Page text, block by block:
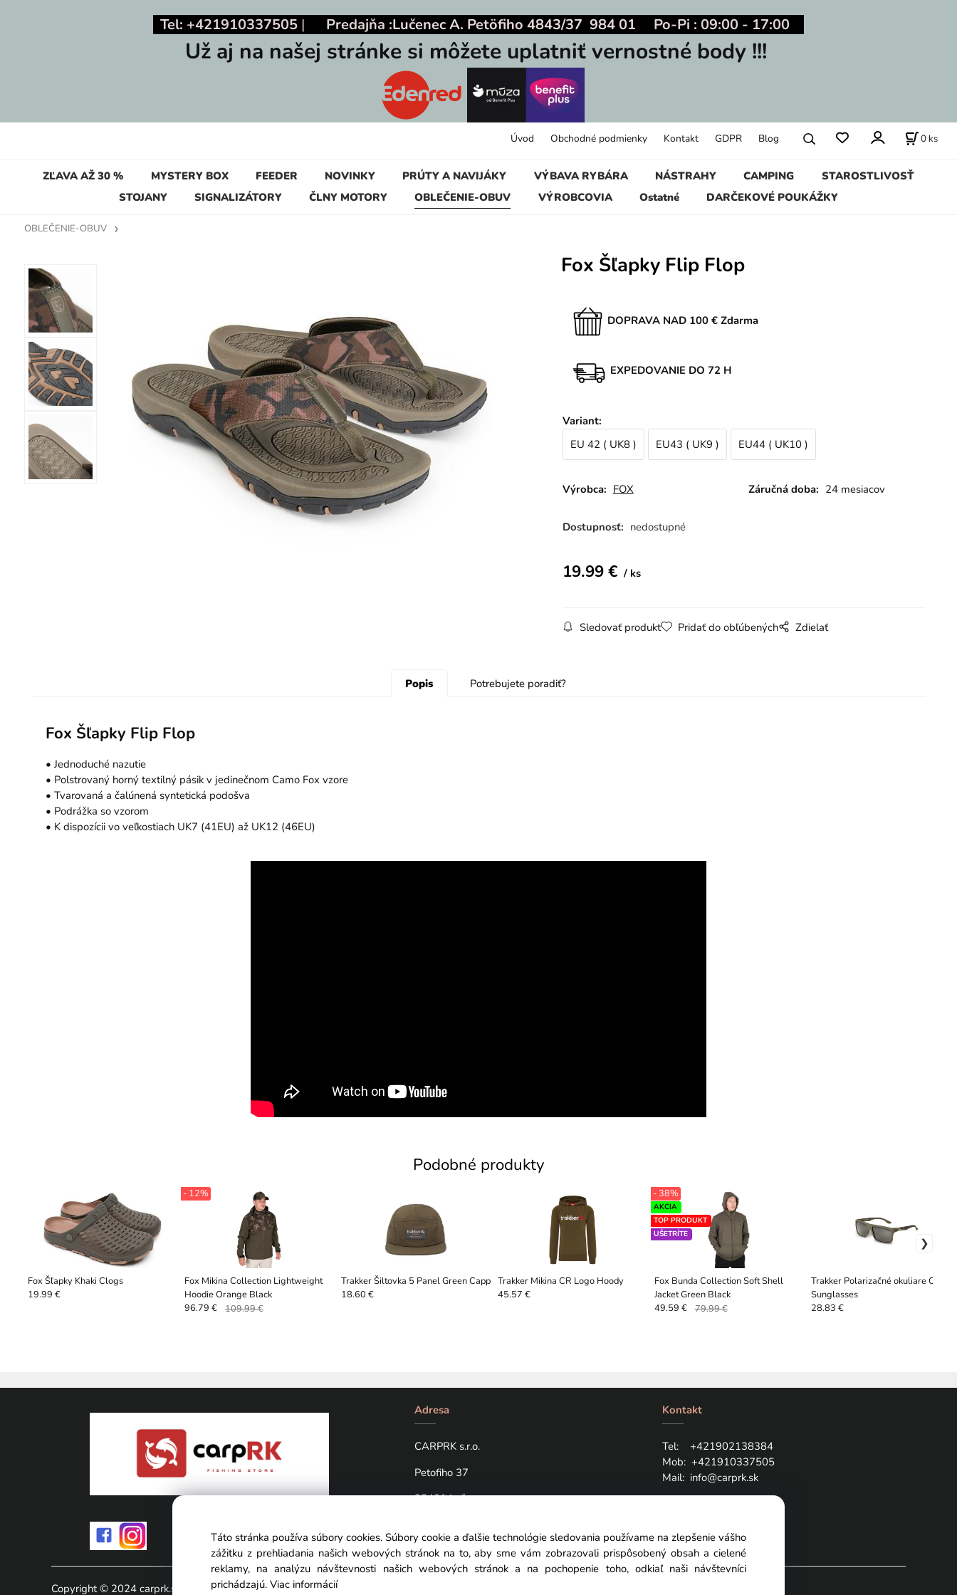
Tel: +421910337505 | Predajňa :Lučenec A. Petöfiho 4843/37 984 01 Po-Pi : 09:00 - 17:00
Už aj na našej stránke si môžete uplatniť vernostné body !!!
ZĽAVA AŽ 30 % MYSTERY BOX FEEDER NOVINKY PRÚTY A NAVIJÁKY VÝBAVA RYBÁRA NÁSTRAHY CAMPING
STAROSTLIVOSŤ
STOJANY
SIGNALIZÁTORY ČLNY MOTORY OBLEČENIE-OBUV VÝROBCOVIA Ostatné DARČEKOVÉ POUKÁŽKY
Úvod Obchodné podmienky Kontakt GDPR Blog 0 ks
OBLEČENIE-OBUV
Fox Šľapky Flip Flop
DOPRAVA NAD 100 € Zdarma
EXPEDOVANIE DO 72 H
Variant:
EU 42 ( UK8 )
EU43 ( UK9 ) EU44 ( UK10 )
Výrobca: FOX Záručná doba: 24 mesiacov
Dostupnosť: nedostupné
19.99€ ks
Sledovať produkt Pridať do obľúbených Zdielať
Popis Potrebujete poradiť?
Fox Šľapky Flip Flop
• Jednoduché nazutie
• Polstrovaný horný textilný pásik v jedinečnom Camo Fox vzore
• Tvarovaná a čalúnená syntetická podošva
• Podrážka so vzorom
• K dispozícii vo veľkostiach UK7 (41EU) až UK12 (46EU)
Podobné produkty
Fox Šľapky Khaki Clogs
19.99 €
Fox Mikina Collection Lightweight
Hoodie Orange Black
- 12%
96.79 € 109.99 €
Trakker Šiltovka 5 Panel Green Capp
18.60 €
Trakker Mikina CR Logo Hoody
45.57 €
Fox Bunda Collection Soft Shell
Jacket Green Black
AKCIA
TOP PRODUKT
UŠETRÍTE
- 38%
49.59 € 79.99 €
Trakker Polarizačné okuliare Classic
Sunglasses
28.83 €
Adresa
CARPRK s.r.o.
Petofiho 37
98401 Lučenec
Kontakt
Tel: +421902138384
Mob: +421910337505
Mail: info@carprk.sk
Copyright © 2024 carprk.sk, All rights reserved
Táto stránka používa súbory cookies. Súbory cookie a ďalšie technológie sledovania používame na zlepšenie vášho
zážitku z prehliadania našich webových stránok na to, aby sme vám zobrazovali prispôsobený obsah a cielené
reklamy, na analýzu návštevnosti našich webových stránok a na pochopenie toho, odkiaľ naši návštevníci
prichádzajú. Viac informácií